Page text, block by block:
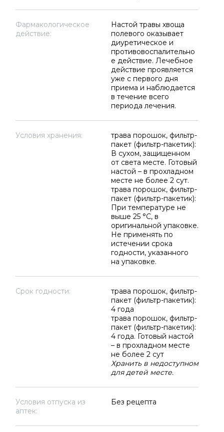
Фармакологическое
действие:
Настой травы хвоща
полевого оказывает
диуретическое и
противовоспалительно
е действие. Лечебное
действие проявляется
уже с первого дня
приема и наблюдается
в течение всего
периода лечения.
Условия хранения:
трава порошок, фильтр-
пакет (фильтр-пакетик):
В сухом, защищенном
от света месте. Готовый
настой – в прохладном
месте не более 2 сут.
трава порошок, фильтр-
пакет (фильтр-пакетик):
При температуре не
выше 25 °C, в
оригинальной упаковке.
Не применять по
истечении срока
годности, указанного
на упаковке.
Срок годности:
трава порошок, фильтр-
пакет (фильтр-пакетик):
4 года
трава порошок, фильтр-
пакет (фильтр-пакетик):
4 года. Готовый настой
– в прохладном месте
не более 2 сут
Хранить в недоступном
для детей месте.
Условия отпуска из
аптек:
Без рецепта